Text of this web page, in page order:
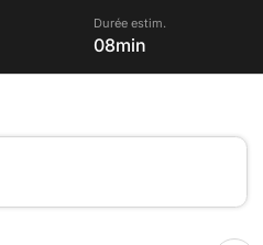
Durée estim.
08min